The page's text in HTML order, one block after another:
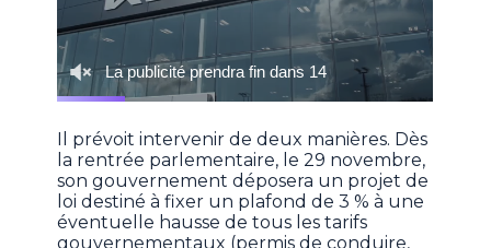
Il prévoit intervenir de deux manières. Dès
la rentrée parlementaire, le 29 novembre,
son gouvernement déposera un projet de
loi destiné à fixer un plafond de 3 % à une
éventuelle hausse de tous les tarifs
gouvernementaux (permis de conduire,